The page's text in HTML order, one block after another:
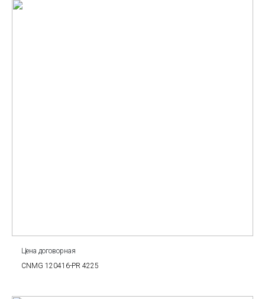
Цена договорная
CNMG 120416-PR 4225